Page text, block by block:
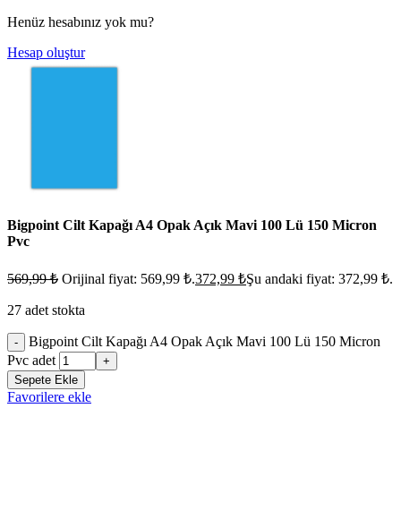
Henüz hesabınız yok mu?
Hesap oluştur
Bigpoint Cilt Kapağı A4 Opak Açık Mavi 100 Lü 150 Micron
Pvc
569,99₺ Orijinal fiyat: 569,99 ₺.372,99 ₺Şu andaki fiyat: 372,99 ₺.
27 adet stokta
-
Bigpoint Cilt Kapağı A4 Opak Açık Mavi 100 Lü 150 Micron
Pvc adet
+
Sepete Ekle
Favorilere ekle